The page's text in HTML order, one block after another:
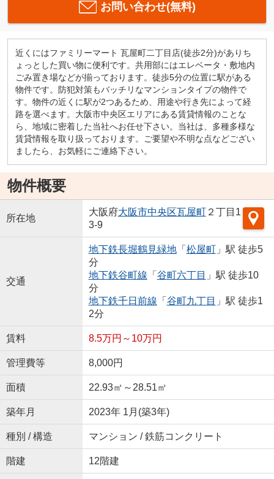
お問い合わせ(無料)
近くにはファミリーマート 瓦屋町二丁目店(徒歩2分)がありち
ょっとした買い物に便利です。共用部にはエレベータ・敷地内
ごみ置き場などが揃っております。徒歩5分の位置に駅がある
物件です。防犯対策もバッチリなマンションタイプの物件で
す。物件の近くに駅が2つあるため、用途や行き先によって経
路を選べます。大阪市中央区エリアにある賃貸情報のことな
ら、地域に密着した当社へお任せ下さい。当社は、多種多様な
賃貸情報を取り扱っております。ご要望や不明な点などござい
ましたら、お気軽にご連絡下さい。
物件概要
所在地
大阪府大阪市中央区瓦屋町２丁目1
3-9
交通
地下鉄長堀鶴見緑地「 松屋町」駅 徒歩5
分
地下鉄谷町線 「 谷町六丁目 」駅 徒歩10
分
地下鉄千日前線 「 谷町九丁目 」駅 徒歩1
2分
賃料 8.5万円～10万円
管理費等 8,000円
面積 22.93㎡～28.51㎡
築年月 2023年 1月(築3年)
種別 / 構造 マンション / 鉄筋コンクリート
階建 12階建